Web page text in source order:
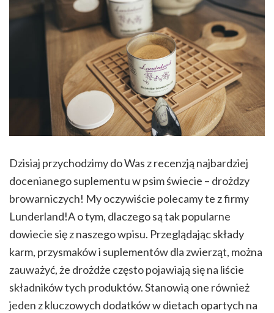
Dzisiaj przychodzimy do Was z recenzją najbardziej
docenianego suplementu w psim świecie – drożdzy
browarniczych! My oczywiście polecamy te z firmy
Lunderland!A o tym, dlaczego są tak popularne
dowiecie się z naszego wpisu. Przeglądając składy
karm, przysmaków i suplementów dla zwierząt, można
zauważyć, że drożdże często pojawiają się na liście
składników tych produktów. Stanowią one również
jeden z kluczowych dodatków w dietach opartych na